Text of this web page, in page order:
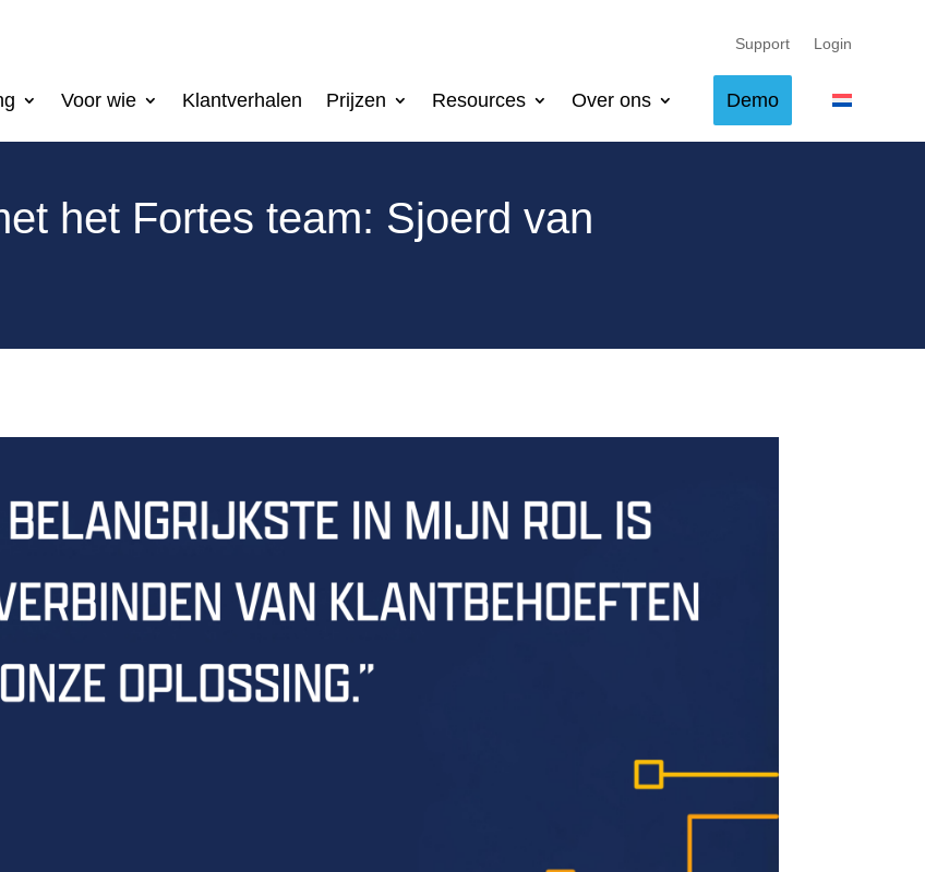
Support Login
Voor wie Klantverhalen Prijzen Resources Over ons Demo
het Fortes team: Sjoerd van